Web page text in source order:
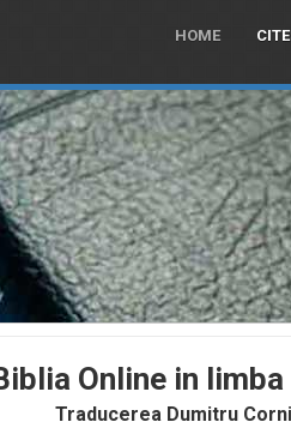
HOME
Online in limba
Traducerea Dumitru